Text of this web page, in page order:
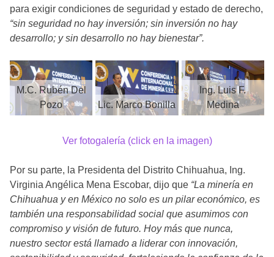
para exigir condiciones de seguridad y estado de derecho,
“sin seguridad no hay inversión; sin inversión no hay
desarrollo; y sin desarrollo no hay bienestar”.
M.C. Rubén Del
Pozo
Lic. Marco Bonilla
Ing. Luis F.
Medina
Ver fotogalería (click en la imagen)
Por su parte, la Presidenta del Distrito Chihuahua, Ing.
Virginia Angélica Mena Escobar, dijo que “La minería en
Chihuahua y en México no solo es un pilar económico, es
también una responsabilidad social que asumimos con
compromiso y visión de futuro. Hoy más que nunca,
nuestro sector está llamado a liderar con innovación,